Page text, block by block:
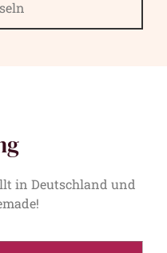
in Deutschland und